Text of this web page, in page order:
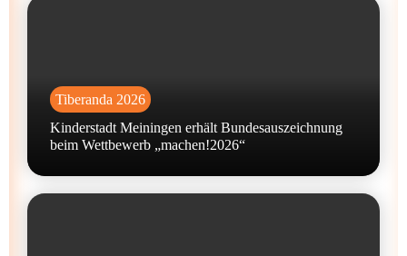
Tiberanda 2026
Kinderstadt Meiningen erhält Bundesauszeichnung
beim Wettbewerb „machen!2026“